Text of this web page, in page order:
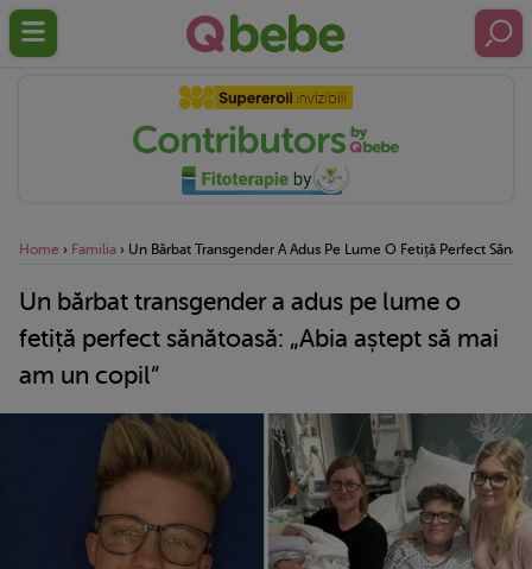
Home › Familia › Un Bărbat Transgender A Adus Pe Lume O Fetiță Perfect
Un bărbat transgender a adus pe lume o
fetiță perfect sănătoasă: „Abia aștept să mai
am un copil”